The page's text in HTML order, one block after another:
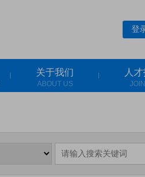
登
关于我们
ABOUT US
人